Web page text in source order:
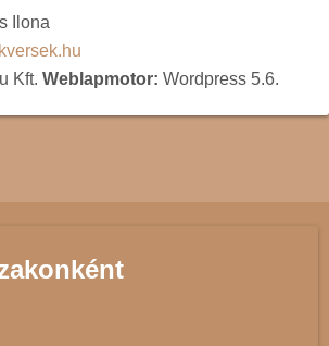
Ilona
Kft. Weblapmotor: Wordpress 5.6.